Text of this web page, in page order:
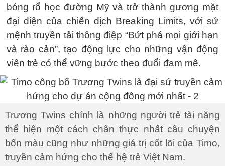
bóng rổ học đường Mỹ và trở thành gương mặt
đại diện của chiến dịch Breaking Limits, với sứ
mệnh truyền tải thông điệp “Bứt phá mọi giới hạn
và rào cản”, tạo động lực cho những vận động
viên trẻ có thể vững bước theo đuổi đam mê.
Trương Twins chính là những người trẻ tài năng
thể hiện một cách chân thực nhất câu chuyện
bốn màu cũng như những giá trị cốt lõi của Timo,
truyền cảm hứng cho thế hệ trẻ Việt Nam.